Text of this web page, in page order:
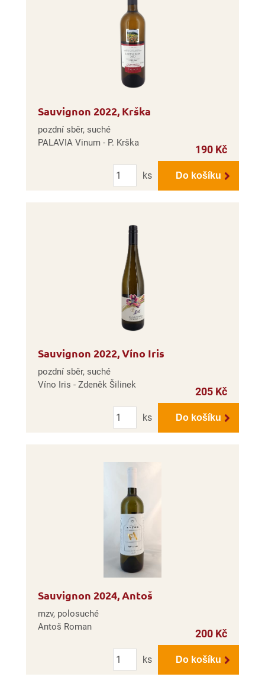
Sauvignon 2022, Krška
pozdní sběr, suché
PALAVIA Vinum - P. Krška
190 Kč
Počet
ks
Do košíku
Sauvignon 2022, Víno Iris
pozdní sběr, suché
Víno Iris - Zdeněk Šilinek
205 Kč
Počet
ks
Do košíku
Sauvignon 2024, Antoš
mzv, polosuché
Antoš Roman
200 Kč
Počet
ks
Do košíku